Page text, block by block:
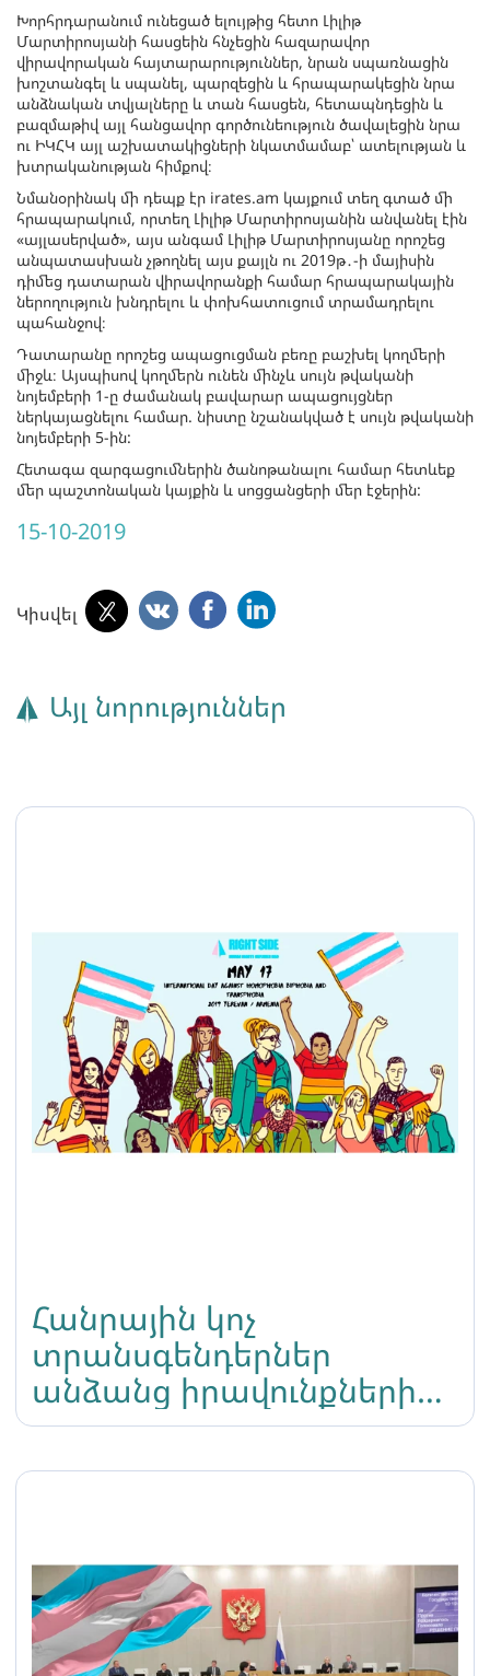
Խորհրդարանում ունեցած ելույթից հետո Լիլիթ
Մարտիրոսյանի հասցեին հնչեցին հազարավոր
վիրավորական հայտարարություններ, նրան սպառնացին
խոշտանգել և սպանել, պարզեցին և հրապարակեցին նրա
անձնական տվյալները և տան հասցեն, հետապնդեցին և
բազմաթիվ այլ հանցավոր գործունեություն ծավալեցին նրա
ու ԻԿՀԿ այլ աշխատակիցների նկատմամաբ՝ ատելության և
խտրականության հիմքով։
Նմանօրինակ մի դեպք էր irates.am կայքում տեղ գտած մի
հրապարակում, որտեղ Լիլիթ Մարտիրոսյանին անվանել էին
«այլասերված», այս անգամ Լիլիթ Մարտիրոսյանը որոշեց
անպատասխան չթողնել այս քայլն ու 2019թ․-ի մայիսին
դիմեց դատարան վիրավորանքի համար հրապարակային
ներողություն խնդրելու և փոխհատուցում տրամադրելու
պահանջով։
Դատարանը որոշեց ապացուցման բեռը բաշխել կողմերի
միջև։ Այսպիսով կողմերն ունեն մինչև սույն թվականի
նոյեմբերի 1-ը ժամանակ բավարար ապացույցներ
ներկայացնելու համար. նիստը նշանակված է սույն թվականի
նոյեմբերի 5-ին:
Հետագա զարգացումներին ծանոթանալու համար հետևեք
մեր պաշտոնական կայքին և սոցցանցերի մեր էջերին:
15-10-2019
Կիսվել
Այլ նորություններ
Հանրային կոչ
տրանսգենդերներ
անձանց իրավունքների
պաշտպանության
վերաբերյալ